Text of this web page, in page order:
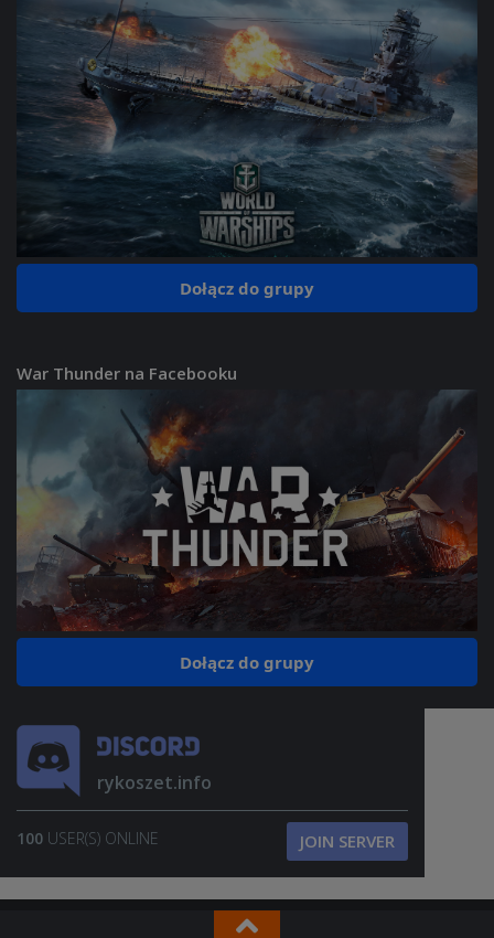
Dołącz do grupy
War Thunder na Facebooku
Dołącz do grupy
rykoszet.info
100 USER(S) ONLINE JOIN SERVER